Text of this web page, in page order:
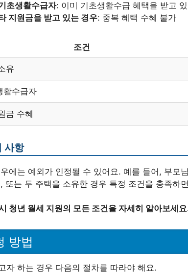
초생활수급자: 이미 기초생활수급 혜택을 받고
지원금을 받고 있는 경우: 중복 혜택 수혜 불가
조건
유
활수급자
금 수혜
사항
에는 예외가 인정될 수 있어요. 예를 들어, 부모
또는 두 주택을 소유한 경우 특정 조건을 충족하
청년 월세 지원의 모든 조건을 자세히 알아보세
방법
자 하는 경우 다음의 절차를 따라야 해요.